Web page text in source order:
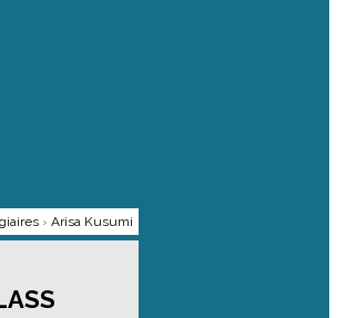
› Arisa Kusumi